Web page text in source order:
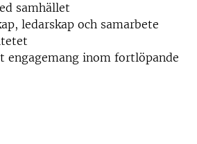
samhället
ledarskap och samarbete
engagemang inom fortlöpande